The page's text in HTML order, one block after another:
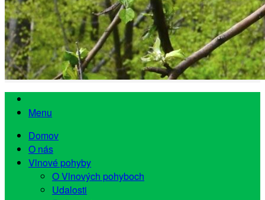
Menu
Domov
O nás
Vlnové pohyby
O Vlnových pohyboch
Udalosti